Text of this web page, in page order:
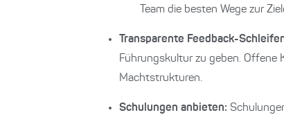
Team die besten Wege zur
Transparente Feedback-
Führungskultur zu geben. Offene
Machtstrukturen.
Schulungen anbieten: